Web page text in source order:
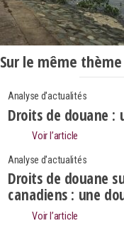
Sur le même thème
Analyse d'actualités
Droits de douane :
Voir l’article
Analyse d'actualités
Droits de douane
canadiens : une
Voir l’article